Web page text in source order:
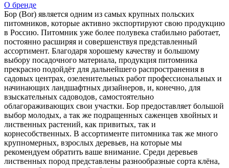
О бренде
Бор (Bor) является одним из самых крупных польских
питомников, которые активно экспортируют свою продукцию
в Россию. Питомник уже более полувека стабильно работает,
постоянно расширяя и совершенствуя представленный
ассортимент. Благодаря хорошему качеству и большому
выбору посадочного материала, продукция питомника
прекрасно подойдёт для дальнейшего распространения в
садовых центрах, озеленительных работ профессиональных и
начинающих ландшафтных дизайнеров, и, конечно, для
взыскательных садоводов, самостоятельно
облагораживающих свои участки. Бор предоставляет большой
выбор молодых, а так же подращенных саженцев хвойных и
лиственных растений, как привитых, так и
корнесобственных. В ассортименте питомника так же много
крупномерных, взрослых деревьев, на которые мы
рекомендуем обратить ваше внимание. Среди деревьев
лиственных пород представлены разнообразные сорта клёна,